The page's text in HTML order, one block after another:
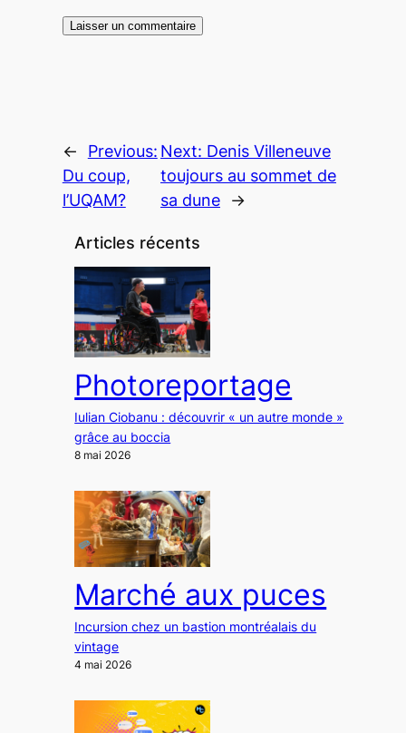
←
Previous:
Du coup,
l’UQAM?
Next: Denis Villeneuve
toujours au sommet de
sa dune
→
Articles récents
Photoreportage
Iulian Ciobanu : découvrir « un autre monde »
grâce au boccia
8 mai 2026
Marché aux puces
Incursion chez un bastion montréalais du
vintage
4 mai 2026